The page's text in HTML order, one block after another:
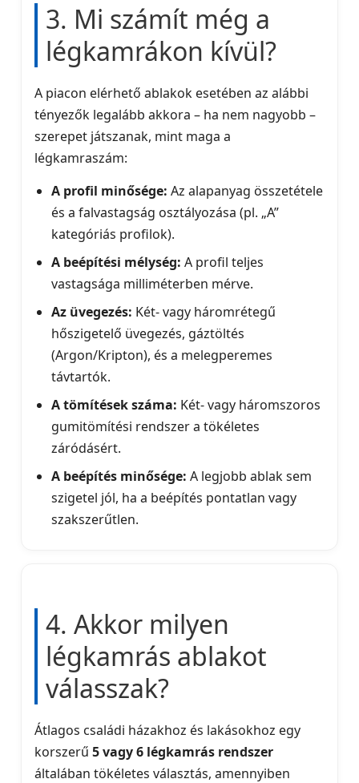
3. Mi számít még a
légkamrákon kívül?
A piacon elérhető ablakok esetében az alábbi
tényezők legalább akkora – ha nem nagyobb –
szerepet játszanak, mint maga a
légkamraszám:
A profil minősége: Az alapanyag összetétele
és a falvastagság osztályozása (pl. „A”
kategóriás profilok).
A beépítési mélység: A profil teljes
vastagsága milliméterben mérve.
Az üvegezés: Két- vagy háromrétegű
hőszigetelő üvegezés, gáztöltés
(Argon/Kripton), és a melegperemes
távtartók.
A tömítések száma: Két- vagy háromszoros
gumitömítési rendszer a tökéletes
záródásért.
A beépítés minősége: A legjobb ablak sem
szigetel jól, ha a beépítés pontatlan vagy
szakszerűtlen.
4. Akkor milyen
légkamrás ablakot
válasszak?
Átlagos családi házakhoz és lakásokhoz egy
korszerű 5 vagy 6 légkamrás rendszer
általában tökéletes választás, amennyiben